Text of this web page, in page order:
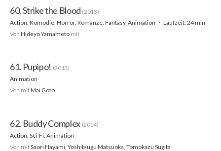
60. Strike the Blood (2013)
Action, Komödie, Horror, Romanze, Fantasy, Animation
Laufzeit: 24 min
Von Hideyo Yamamoto mit
61. Pupipo! (2013)
Animation
Von mitMai Goto
62. Buddy Complex (2014)
Action, Sci-Fi, Animation
Von mitSaori Hayami, Yoshitsugu Matsuoka, Tomokazu Sugita